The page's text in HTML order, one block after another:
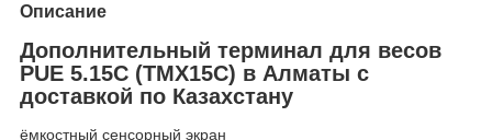
Описание
Дополнительный терминал для весов
PUE 5.15C (TMX15C) в Алматы с
доставкой по Казахстану
ёмкостный сенсорный экран